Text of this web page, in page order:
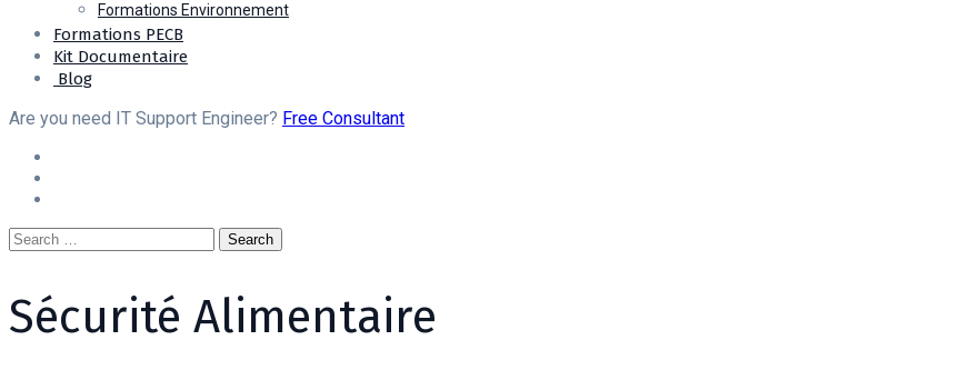
Formations Environnement
Formations PECB
Kit Documentaire
Blog
Are you need IT Support Engineer? Free Consultant
Sécurité Alimentaire